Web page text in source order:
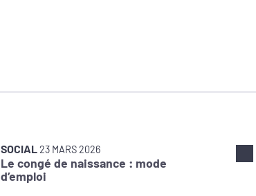
SOCIAL 23 MARS 2026
Le congé de naissance : mode
d’emploi